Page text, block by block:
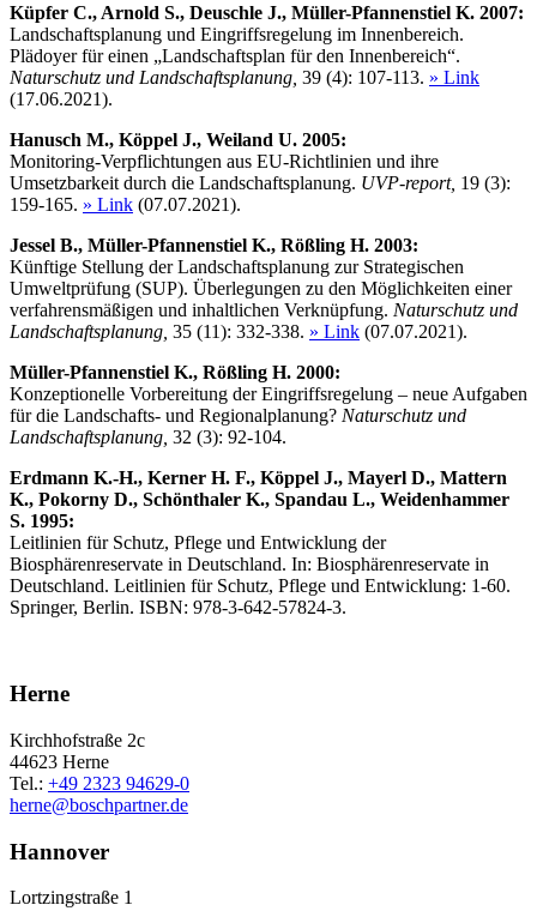
Küpfer C., Arnold S., Deuschle J., Müller-Pfannenstiel K. 2007:
Landschaftsplanung und Eingriffsregelung im Innenbereich.
Plädoyer für einen „Landschaftsplan für den Innenbereich“.
Naturschutz und Landschaftsplanung, 39 (4): 107-113. » Link
(17.06.2021).
Hanusch M., Köppel J., Weiland U. 2005:
Monitoring-Verpflichtungen aus EU-Richtlinien und ihre
Umsetzbarkeit durch die Landschaftsplanung. UVP-report, 19 (3):
159-165. » Link (07.07.2021).
Jessel B., Müller-Pfannenstiel K., Rößling H. 2003:
Künftige Stellung der Landschaftsplanung zur Strategischen
Umweltprüfung (SUP). Überlegungen zu den Möglichkeiten einer
verfahrensmäßigen und inhaltlichen Verknüpfung. Naturschutz und
Landschaftsplanung, 35 (11): 332-338. » Link (07.07.2021).
Müller-Pfannenstiel K., Rößling H. 2000:
Konzeptionelle Vorbereitung der Eingriffsregelung – neue Aufgaben
für die Landschafts- und Regionalplanung? Naturschutz und
Landschaftsplanung, 32 (3): 92-104.
Erdmann K.-H., Kerner H. F., Köppel J., Mayerl D., Mattern
K., Pokorny D., Schönthaler K., Spandau L., Weidenhammer
S. 1995:
Leitlinien für Schutz, Pflege und Entwicklung der
Biosphärenreservate in Deutschland. In: Biosphärenreservate in
Deutschland. Leitlinien für Schutz, Pflege und Entwicklung: 1-60.
Springer, Berlin. ISBN: 978-3-642-57824-3.
Herne
Kirchhofstraße 2c
44623 Herne
Tel.: +49 2323 94629-0
herne@boschpartner.de
Hannover
Lortzingstraße 1